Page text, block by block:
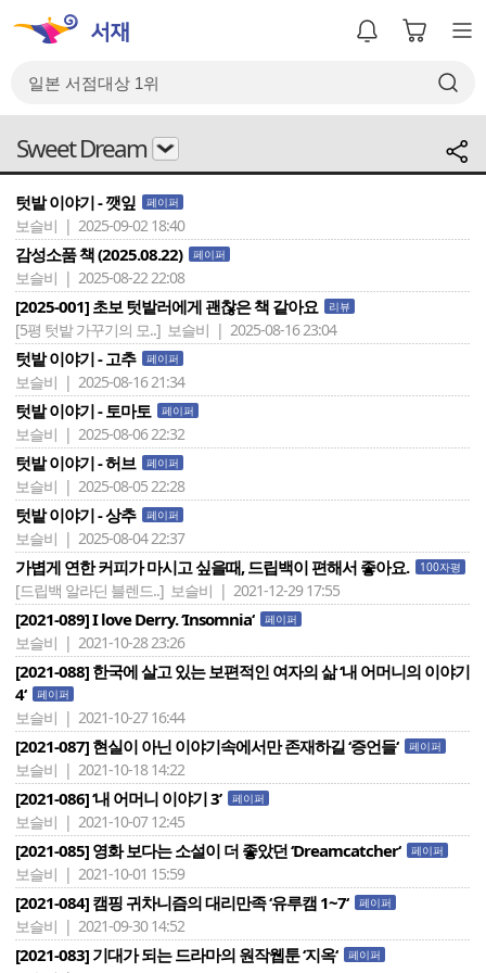
Sweet Dream
텃밭 이야기 - 깻잎 페이퍼
보슬비 | 2025-09-02 18:40
감성소품 책 (2025.08.22) 페이퍼
보슬비 | 2025-08-22 22:08
[2025-001] 초보 텃밭러에게 괜찮은 책 같아요 리뷰
[5평 텃밭 가꾸기의 모..] 보슬비 | 2025-08-16 23:04
텃밭 이야기 - 고추 페이퍼
보슬비 | 2025-08-16 21:34
텃밭 이야기 - 토마토 페이퍼
보슬비 | 2025-08-06 22:32
텃밭 이야기 - 허브 페이퍼
보슬비 | 2025-08-05 22:28
텃밭 이야기 - 상추 페이퍼
보슬비 | 2025-08-04 22:37
가볍게 연한 커피가 마시고 싶을때, 드립백이 편해서 좋아요. 100자평
[드립백 알라딘 블렌드..] 보슬비 | 2021-12-29 17:55
[2021-089] I love Derry. ‘Insomnia‘ 페이퍼
보슬비 | 2021-10-28 23:26
[2021-088] 한국에 살고 있는 보편적인 여자의 삶 ‘내 어머니의 이야기
4‘
페이퍼
보슬비 | 2021-10-27 16:44
[2021-087] 현실이 아닌 이야기속에서만 존재하길 ‘증언들‘ 페이퍼
보슬비 | 2021-10-18 14:22
[2021-086] ‘내 어머니 이야기 3’ 페이퍼
보슬비 | 2021-10-07 12:45
[2021-085] 영화 보다는 소설이 더 좋았던 ‘Dreamcatcher‘ 페이퍼
보슬비 | 2021-10-01 15:59
[2021-084] 캠핑 귀차니즘의 대리만족 ‘유루캠 1~7‘ 페이퍼
보슬비 | 2021-09-30 14:52
[2021-083] 기대가 되는 드라마의 원작웹툰 ‘지옥‘ 페이퍼